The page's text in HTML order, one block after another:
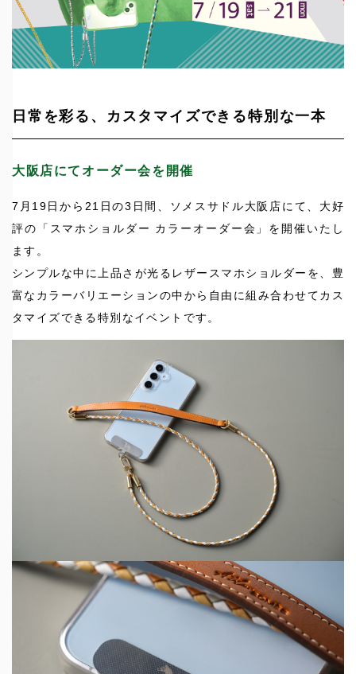
日常を彩る、カスタマイズできる特別な一本
大阪店にてオーダー会を開催
7月19日から21日の3日間、ソメスサドル大阪店にて、大好
評の「スマホショルダー カラーオーダー会」を開催いたし
ます。
シンプルな中に上品さが光るレザースマホショルダーを、豊
富なカラーバリエーションの中から自由に組み合わせてカス
タマイズできる特別なイベントです。